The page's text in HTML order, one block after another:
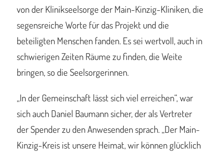
von der Klinikseelsorge der Main-Kinzig-Kliniken, die
segensreiche Worte für das Projekt und die
beteiligten Menschen fanden. Es sei wertvoll, auch in
schwierigen Zeiten Räume zu finden, die Weite
bringen, so die Seelsorgerinnen.
„In der Gemeinschaft lässt sich viel erreichen“, war
sich auch Daniel Baumann sicher, der als Vertreter
der Spender zu den Anwesenden sprach. „Der Main-
Kinzig-Kreis ist unsere Heimat, wir können glücklich